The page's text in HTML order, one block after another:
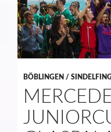
BÖBLINGEN /